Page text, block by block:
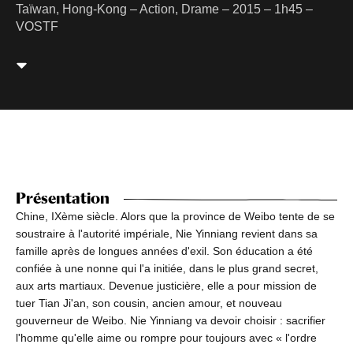
Taïwan, Hong-Kong – Action, Drame – 2015 – 1h45 –
VOSTF
Présentation
Chine, IXème siècle. Alors que la province de Weibo tente de se
soustraire à l'autorité impériale, Nie Yinniang revient dans sa
famille après de longues années d'exil. Son éducation a été
confiée à une nonne qui l'a initiée, dans le plus grand secret,
aux arts martiaux. Devenue justicière, elle a pour mission de
tuer Tian Ji'an, son cousin, ancien amour, et nouveau
gouverneur de Weibo. Nie Yinniang va devoir choisir : sacrifier
l'homme qu'elle aime ou rompre pour toujours avec « l'ordre